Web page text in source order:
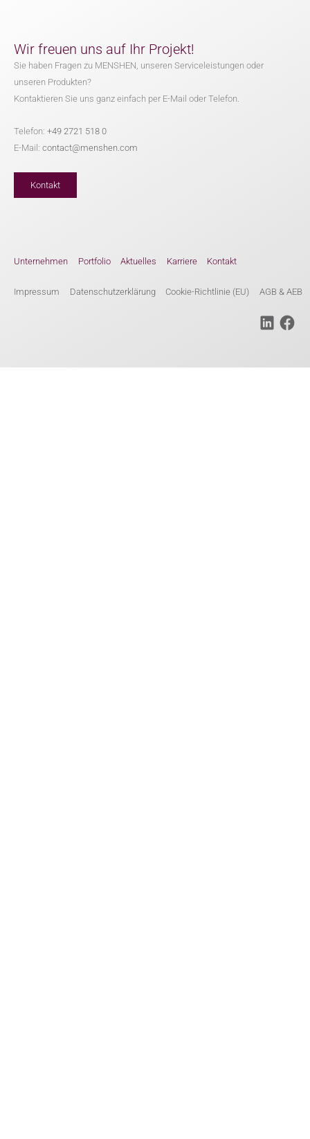
Wir freuen uns auf Ihr Projekt!
Sie haben Fragen zu MENSHEN, unseren Serviceleistungen oder
unseren Produkten?
Kontaktieren Sie uns ganz einfach per E-Mail oder Telefon.
Telefon: +49 2721 518 0
E-Mail: contact@menshen.com
Kontakt
Unternehmen Portfolio Aktuelles Karriere Kontakt
Impressum Datenschutzerklärung Cookie-Richtlinie (EU) AGB & AEB